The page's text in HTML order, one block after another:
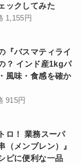
ックしてみた
1,155円
『バスマティライ
？ インド産1kgパ
風味・食感を確か
915円
ロ！ 業務スーパ
（メンブレン）』
ピに便利な一品